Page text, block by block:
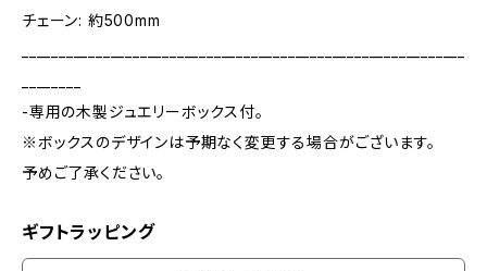
チェーン: 約500mm
-専用の木製ジュエリーボックス付。
※ボックスのデザインは予期なく変更する場合がございます。
予めご了承ください。
ギフトラッピング